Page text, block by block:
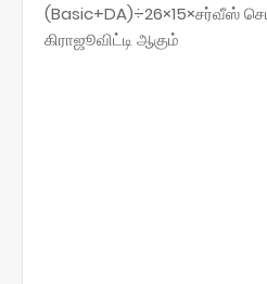
(Basic+DA)÷26×15×சர்வீஸ்
கிராஜூவிட்டி ஆகும்